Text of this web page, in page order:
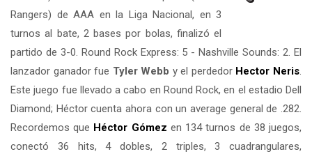
Rangers) de AAA en la Liga Nacional, en 3
turnos al bate, 2 bases por bolas, finalizó el
partido de 3-0. Round Rock Express: 5 - Nashville Sounds: 2. El
lanzador ganador fue Tyler Webb y el perdedor Hector Neris.
Este juego fue llevado a cabo en Round Rock, en el estadio Dell
Diamond; Héctor cuenta ahora con un average general de .282.
Recordemos que Héctor Gómez en 134 turnos de 38 juegos,
conectó 36 hits, 4 dobles, 2 triples, 3 cuadrangulares,